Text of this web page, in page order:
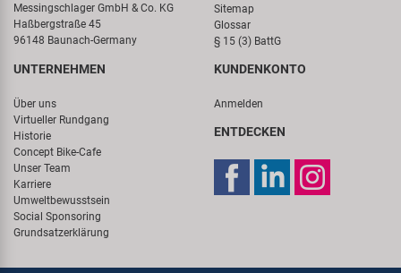
Messingschlager GmbH & Co. KG
Haßbergstraße 45
96148 Baunach-Germany
Sitemap
Glossar
§ 15 (3) BattG
UNTERNEHMEN
Über uns
Virtueller Rundgang
Historie
Concept Bike-Cafe
Unser Team
Karriere
Umweltbewusstsein
Social Sponsoring
Grundsatzerklärung
KUNDENKONTO
Anmelden
ENTDECKEN